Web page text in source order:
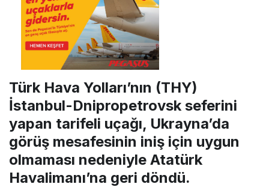
Türk Hava Yolları’nın (THY)
İstanbul-Dnipropetrovsk seferini
yapan tarifeli uçağı, Ukrayna’da
görüş mesafesinin iniş için uygun
olmaması nedeniyle Atatürk
Havalimanı’na geri döndü.